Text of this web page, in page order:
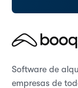
Software de
empresas de